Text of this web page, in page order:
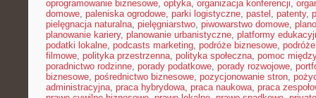
oprogramowanie biznesowe, optyka, organizacja konferencji,
domowe, paleniska ogrodowe, parki logistyczne, pastel , patenty,
pielęgnacja naturalna, pielęgniarstwo, piwowarstwo domowe,
planowanie kariery, planowanie urbanistyczne, platformy
podatki lokalne, podcasts marketing, podróże biznesowe,
filmowe, polityka przestrzenna, polityka społeczna, pomoc
poradnictwo rodzinne, porady podatkowe, porady rozwojowe,
biznesowe, pośrednictwo biznesowe, pozycjonowanie stron,
administracyjna, praca hybrydowa, praca naukowa, praca